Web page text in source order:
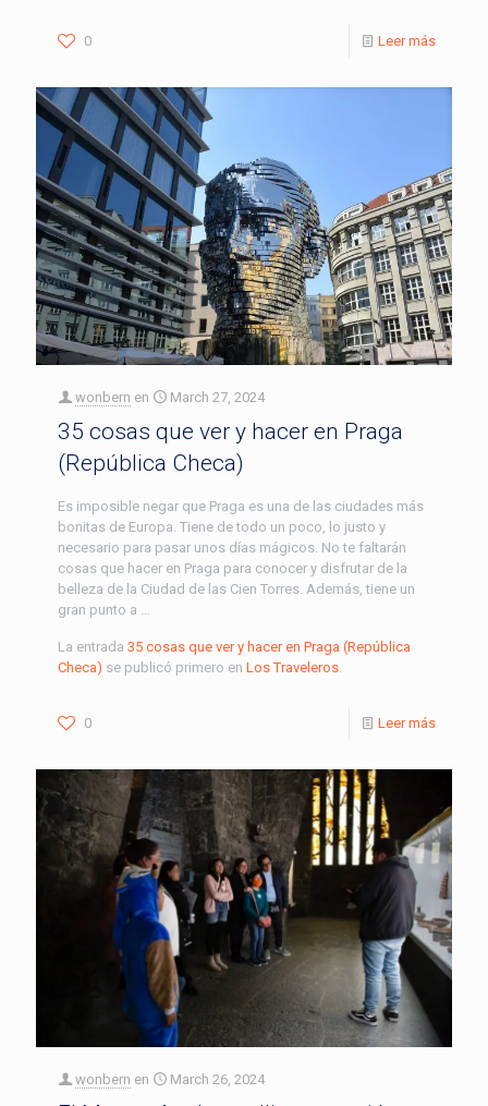
0 Leer más
wonbern en March 27, 2024
35 cosas que ver y hacer en Praga
(República Checa)
Es imposible negar que Praga es una de las ciudades más
bonitas de Europa. Tiene de todo un poco, lo justo y
necesario para pasar unos días mágicos. No te faltarán
cosas que hacer en Praga para conocer y disfrutar de la
belleza de la Ciudad de las Cien Torres. Además, tiene un
gran punto a …
La entrada 35 cosas que ver y hacer en Praga (República
Checa) se publicó primero en Los Traveleros
0 Leer más
wonbern en March 26, 2024